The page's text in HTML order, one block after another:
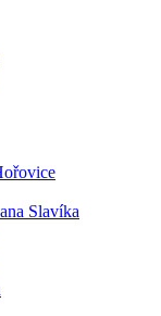
Slavíka